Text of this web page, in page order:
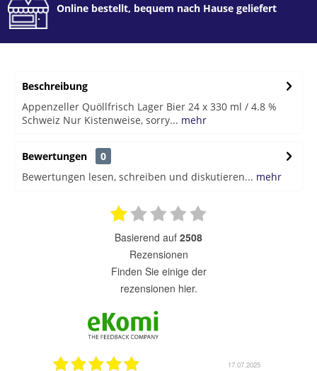
Online bestellt, bequem nach Hause geliefert
Beschreibung
Appenzeller Quöllfrisch Lager Bier 24 x 330 ml / 4.8 %
Schweiz Nur Kistenweise, sorry... mehr
Bewertungen
0
Bewertungen lesen, schreiben und diskutieren... mehr
basierend auf 2508
Rezensionen
finden Sie einige der
rezensionen hier.
17.07.2025